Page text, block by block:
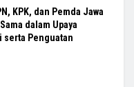
KPK, dan Pemda Jawa
dalam Upaya
serta Penguatan